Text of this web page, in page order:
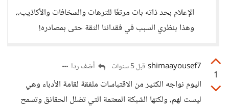
الإعلام بحد ذاته بات مرتعًا للترهات والسخافات والأكاذيب،،
وهذا بنظري السبب في فقداننا الثقة حتى بمصادره!
1
shimaayousef7 قبل 5 سنوات أضف ردا
اليوم نواجه الكثير من الاقتباسات ملفقة لقامة الأدباء وهي
ليست لهم، ولكنها الشبكة المعتمة التي تضلل الحقائق وتسمح